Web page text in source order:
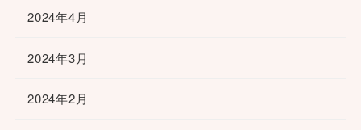
2024年4月
2024年3月
2024年2月